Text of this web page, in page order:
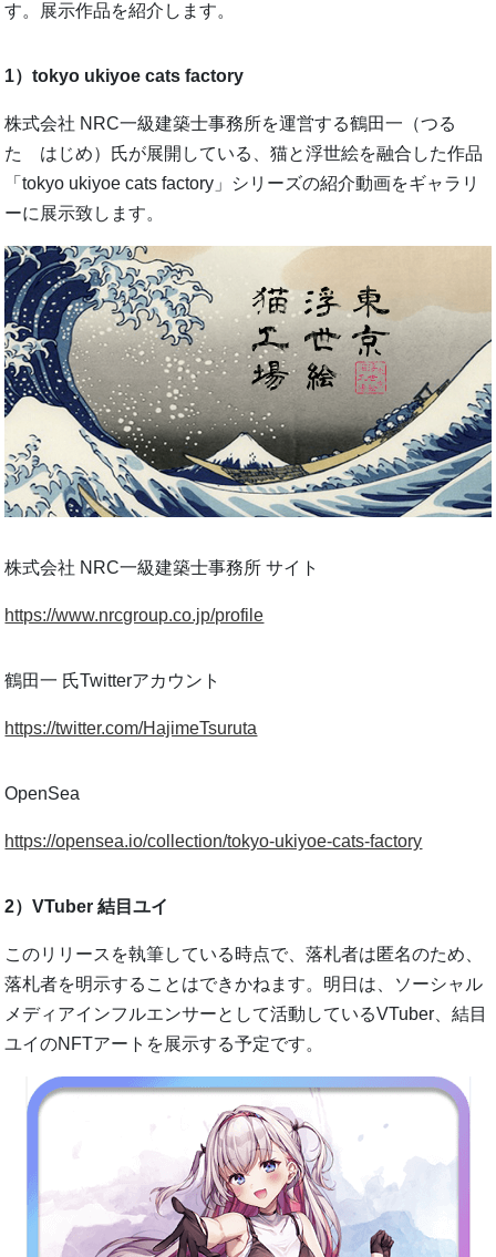
す。展示作品を紹介します。
1）tokyo ukiyoe cats factory
株式会社 NRC一級建築士事務所を運営する鶴田一（つる
た はじめ）氏が展開している、猫と浮世絵を融合した作品
「tokyo ukiyoe cats factory」シリーズの紹介動画をギャラリ
ーに展示致します。
株式会社 NRC一級建築士事務所 サイト
https://www.nrcgroup.co.jp/profile
鶴田一 氏Twitterアカウント
https://twitter.com/HajimeTsuruta
OpenSea
https://opensea.io/collection/tokyo-ukiyoe-cats-factory
2）VTuber 結目ユイ
このリリースを執筆している時点で、落札者は匿名のため、
落札者を明示することはできかねます。明日は、ソーシャル
メディアインフルエンサーとして活動しているVTuber、結目
ユイのNFTアートを展示する予定です。